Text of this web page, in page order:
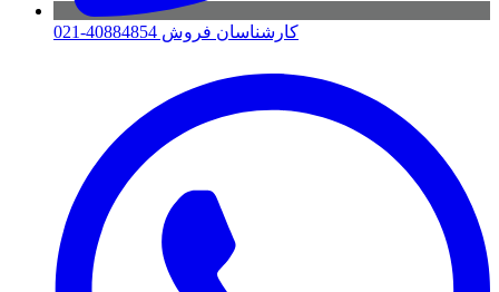
کارشناسان فروش 40884854-021